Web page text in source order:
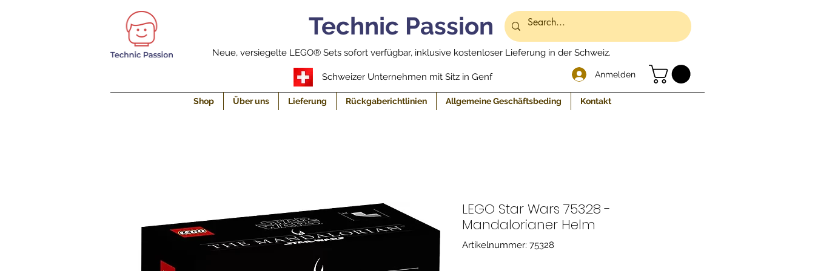
Technic Passion
Neue, versiegelte LEGO® Sets sofort verfügbar, inklusive kostenloser Lieferung in der Schweiz.
Anmelden
Schweizer Unternehmen mit Sitz in Genf
Shop Über uns Lieferung Rückgaberichtlinien Allgemeine Geschäftsbeding Kontakt
LEGO Star Wars 75328 -
Mandalorianer Helm
Artikelnummer: 75328